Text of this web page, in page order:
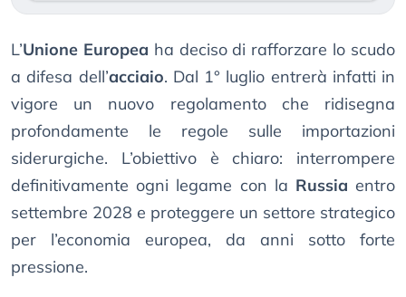
L’Unione Europea ha deciso di rafforzare lo scudo
a difesa dell’acciaio. Dal 1° luglio entrerà infatti in
vigore un nuovo regolamento che ridisegna
profondamente le regole sulle importazioni
siderurgiche. L’obiettivo è chiaro: interrompere
definitivamente ogni legame con la Russia entro
settembre 2028 e proteggere un settore strategico
per l’economia europea, da anni sotto forte
pressione.